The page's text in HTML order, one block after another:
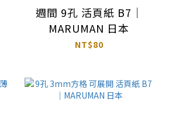
週間 9孔 活頁紙 B7｜
MARUMAN 日本
NT$80